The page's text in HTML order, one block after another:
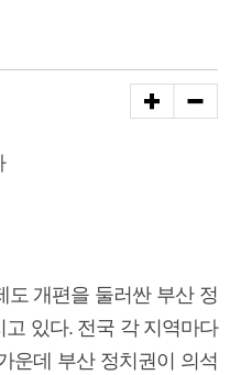
도 개편을 둘러싼 부산 정
있다. 전국 각 지역마다
운데 부산 정치권이 의석